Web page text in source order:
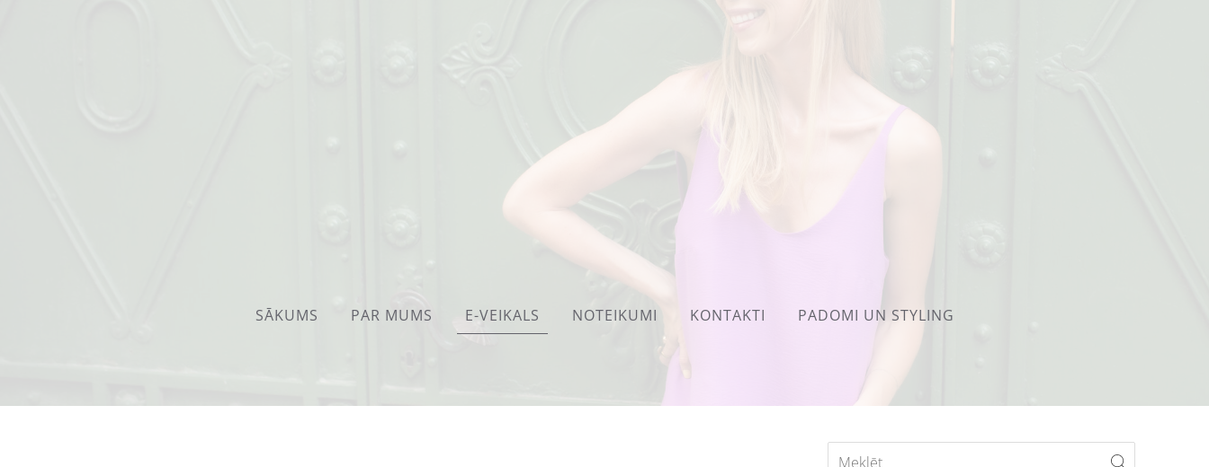
SĀKUMS PAR MUMS E-VEIKALS NOTEIKUMI KONTAKTI PADOMI UN STYLING